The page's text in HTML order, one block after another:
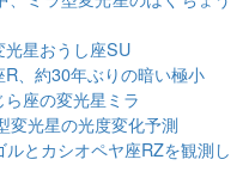
星おうし座SU
、約30年ぶりの暗い極小
座の変光星ミラ
変光星の光度変化予測
とカシオペヤ座RZを観測し